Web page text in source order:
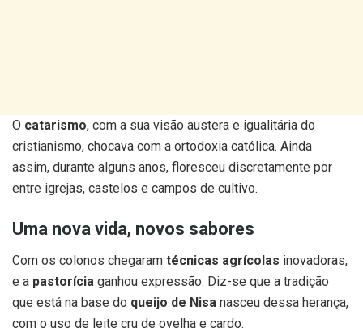
O catarismo, com a sua visão austera e igualitária do
cristianismo, chocava com a ortodoxia católica. Ainda
assim, durante alguns anos, floresceu discretamente por
entre igrejas, castelos e campos de cultivo.
Uma nova vida, novos sabores
Com os colonos chegaram técnicas agrícolas inovadoras,
e a pastorícia ganhou expressão. Diz-se que a tradição
que está na base do queijo de Nisa nasceu dessa herança,
com o uso de leite cru de ovelha e cardo.